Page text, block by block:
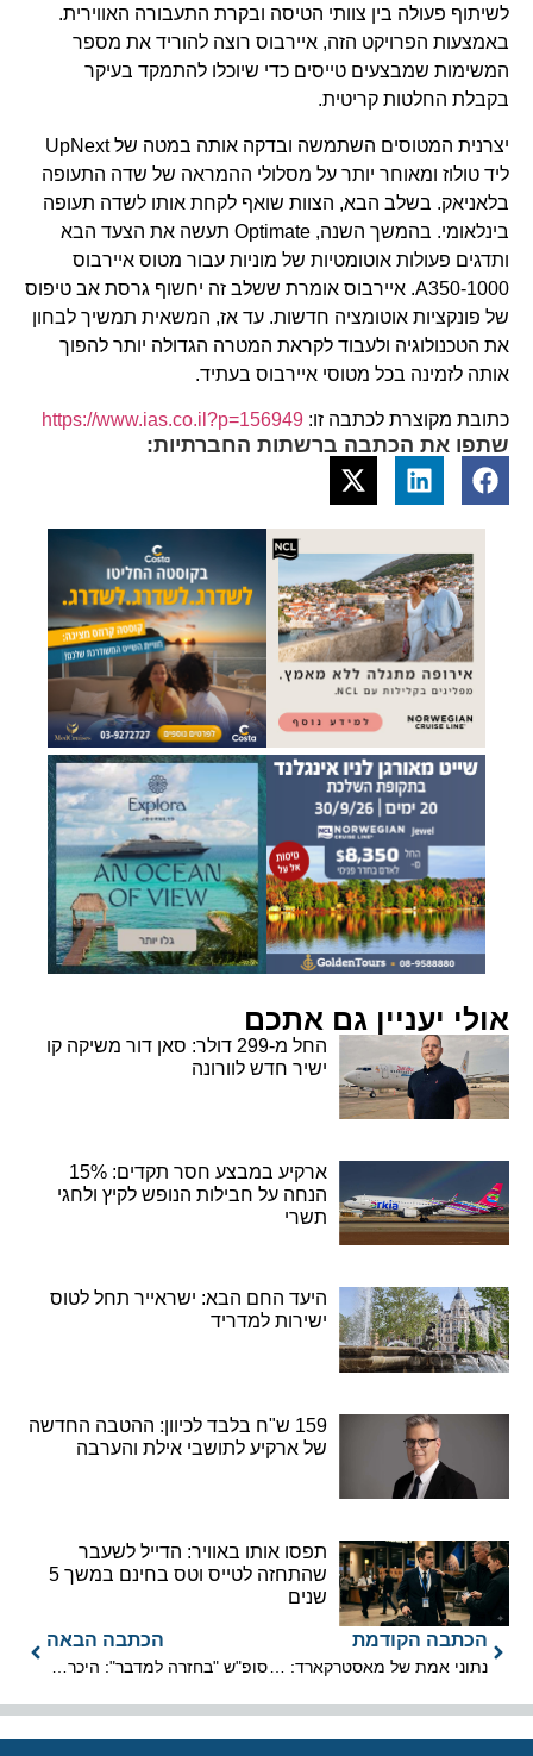
לשיתוף פעולה בין צוותי הטיסה ובקרת התעבורה האווירית.
באמצעות הפרויקט הזה, איירבוס רוצה להוריד את מספר
המשימות שמבצעים טייסים כדי שיוכלו להתמקד בעיקר
בקבלת החלטות קריטית.
יצרנית המטוסים השתמשה ובדקה אותה במטה של UpNext
ליד טולוז ומאוחר יותר על מסלולי ההמראה של שדה התעופה
בלאניאק. בשלב הבא, הצוות שואף לקחת אותו לשדה תעופה
בינלאומי. בהמשך השנה, Optimate תעשה את הצעד הבא
ותדגים פעולות אוטומטיות של מוניות עבור מטוס איירבוס
A350-1000. איירבוס אומרת ששלב זה יחשוף גרסת אב טיפוס
של פונקציות אוטומציה חדשות. עד אז, המשאית תמשיך לבחון
את הטכנולוגיה ולעבוד לקראת המטרה הגדולה יותר להפוך
אותה לזמינה בכל מטוסי איירבוס בעתיד.
כתובת מקוצרת לכתבה זו: https://www.ias.co.il?p=156949
שתפו את הכתבה ברשתות החברתיות:
אולי יעניין גם אתכם
החל מ-299 דולר: סאן דור משיקה קו
ישיר חדש לוורונה
ארקיע במבצע חסר תקדים: 15%
הנחה על חבילות הנופש לקיץ ולחגי
תשרי
היעד החם הבא: ישראייר תחל לטוס
ישירות למדריד
159 ש"ח בלבד לכיוון: ההטבה החדשה
של ארקיע לתושבי אילת והערבה
תפסו אותו באוויר: הדייל לשעבר
שהתחזה לטייס וטס בחינם במשך 5
שנים
הכתבה הקודמת הכתבה הבאה